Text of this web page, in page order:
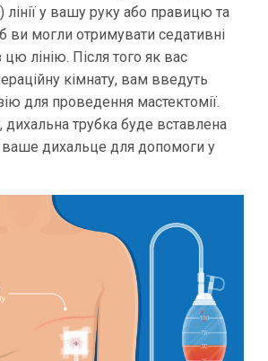
лінії у вашу руку або правицю та
ви могли отримувати седативні
лінію. Після того як вас
кімнату, вам введуть
для проведення мастектомії.
дихальна трубка буде вставлена
дихальце для допомоги у